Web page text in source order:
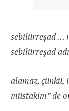
sebilürreşad …
sebilürreşad
alamaz, çünkü,
müstakim” de